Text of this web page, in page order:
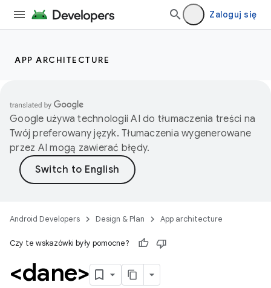
Zaloguj się
APP ARCHITECTURE
Google używa technologii AI do tłumaczenia treści na
Twój preferowany język. Tłumaczenia wygenerowane
przez AI mogą zawierać błędy.
Android Developers Design & Plan App architecture
Czy te wskazówki były pomocne?
<dane>